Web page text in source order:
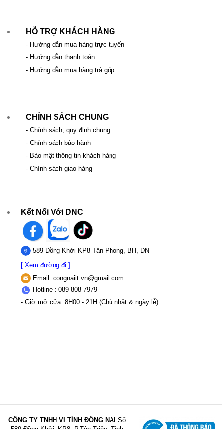
HỖ TRỢ KHÁCH HÀNG
- Hướng dẫn mua hàng trực tuyến
- Hướng dẫn thanh toán
- Hướng dẫn mua hàng trả góp
CHÍNH SÁCH CHUNG
- Chính sách, quy định chung
- Chính sách bảo hành
- Bảo mật thông tin khách hàng
- Chính sách giao hàng
Kết Nối Với DNC
589 Đồng Khởi KP8 Tân Phong, BH, ĐN
[ Xem đường đi ]
Email: dongnaiit.vn@gmail.com
Hotline : 089 808 7979
- Giờ mở cửa: 8H00 - 21H (Chủ nhật & ngày lễ)
CÔNG TY TNHH VI TÍNH ĐỒNG NAI Số